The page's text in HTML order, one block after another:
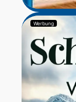
Werbung